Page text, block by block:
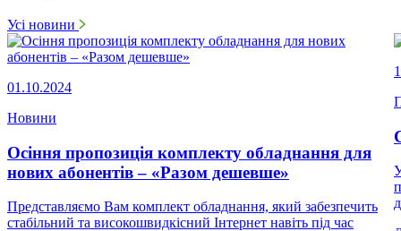
Усі новини
01.10.2024
Новини
Осіння пропозиція комплекту обладнання для
нових абонентів – «Разом дешевше»
Представляємо Вам комплект обладнання, який забезпечить
стабільний та високошвидкісний Інтернет навіть під час